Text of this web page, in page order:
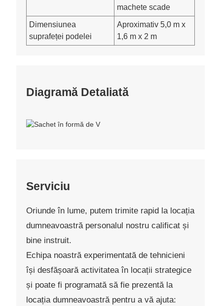
machete scade
Dimensiunea
suprafeței podelei
Aproximativ 5,0 m x
1,6 m x 2 m
Diagramă Detaliată
Serviciu
Oriunde în lume, putem trimite rapid la locația
dumneavoastră personalul nostru calificat și
bine instruit.
Echipa noastră experimentată de tehnicieni
își desfășoară activitatea în locații strategice
și poate fi programată să fie prezentă la
locația dumneavoastră pentru a vă ajuta: